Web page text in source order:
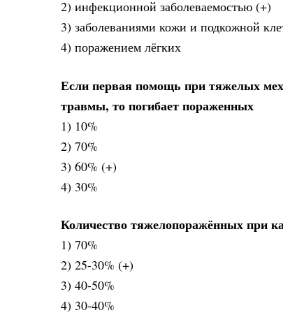
2) инфекционной заболеваемостью (+)
3) заболеваниями кожи и подкожной
4) поражением лёгких
Если первая помощь при тяжелых
травмы, то погибает пораженных
1) 10%
2) 70%
3) 60% (+)
4) 30%
Количество тяжелопоражённых при
1) 70%
2) 25-30% (+)
3) 40-50%
4) 30-40%